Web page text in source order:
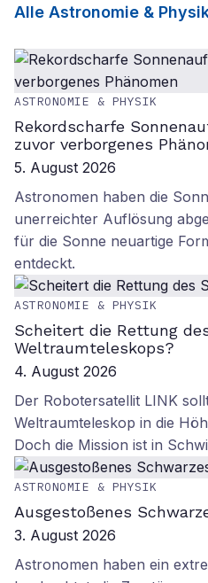
Alle Astronomie & Physik
ASTRONOMIE & PHYSIK
Rekordscharfe
zuvor verborgenes
5. August 2026
Astronomen haben die
unerreichter Auflösung
für die Sonne neuartige
entdeckt.
ASTRONOMIE & PHYSIK
Scheitert die Rettung
Weltraumteleskops?
4. August 2026
Der Robotersatellit LINK
Weltraumteleskop in die
Doch die Mission ist in
ASTRONOMIE & PHYSIK
Ausgestoßenes
3. August 2026
Astronomen haben ein